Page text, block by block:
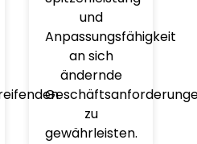
und
Anpassungsfähigkeit
an sich
ändernde
zu
gewährleisten.